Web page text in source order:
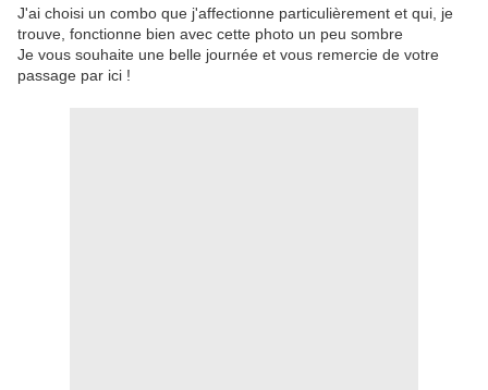
J'ai choisi un combo que j'affectionne particulièrement et qui, je
trouve, fonctionne bien avec cette photo un peu sombre
Je vous souhaite une belle journée et vous remercie de votre
passage par ici !